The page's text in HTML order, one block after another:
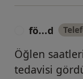
fö...d
Öğlen
tedavisi